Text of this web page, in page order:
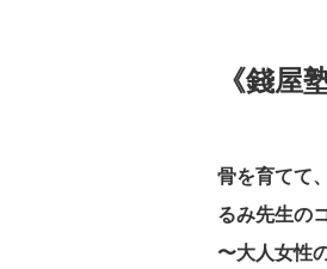
《錢屋
骨を育てて
るみ先生の
〜大人女性